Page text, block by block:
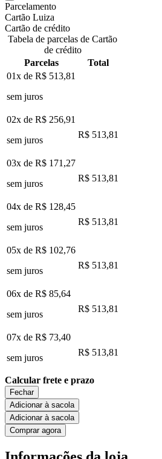
Parcelamento
Cartão Luiza
Cartão de crédito
Tabela de parcelas de Cartão
de crédito
Parcelas
Total
01x de R$ 513,81
sem juros
02x de R$ 256,91
sem juros
R$ 513,81
03x de R$ 171,27
sem juros
R$ 513,81
04x de R$ 128,45
sem juros
R$ 513,81
05x de R$ 102,76
sem juros
R$ 513,81
06x de R$ 85,64
sem juros
R$ 513,81
07x de R$ 73,40
sem juros
R$ 513,81
Calcular frete e prazo
Fechar
Adicionar à sacola
Adicionar à sacola
Comprar agora